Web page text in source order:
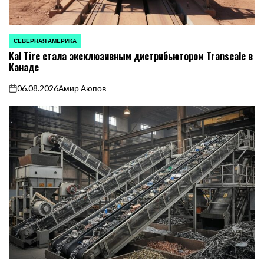
ОПУБЛИКОВАНО
В
СЕВЕРНАЯ АМЕРИКА
Kal Tire стала эксклюзивным дистрибьютором Transcale в
Канаде
on
06.08.2026Амир Аюпов